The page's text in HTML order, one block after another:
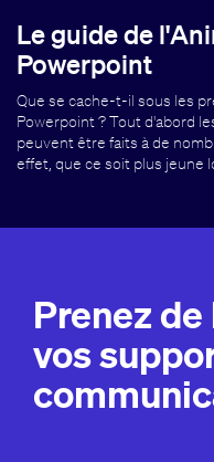
Le guide de
Powerpoint
Que se cache-t-il sous les
Powerpoint ? Tout d'abord
peuvent être faits à de
effet, que ce soit plus jeune
Prenez
vos